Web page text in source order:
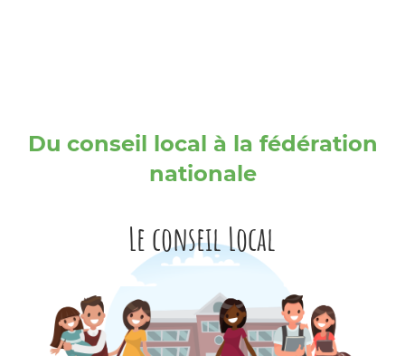
Du conseil local à la fédération
nationale
Le conseil Local